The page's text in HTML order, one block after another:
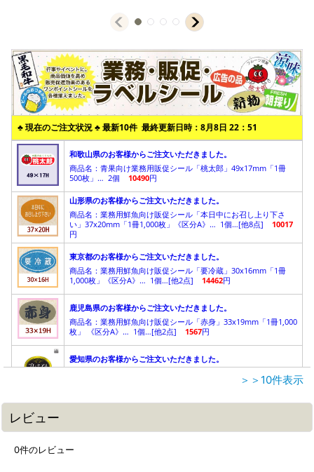
＞＞10件表示
レビュー
0件のレビュー